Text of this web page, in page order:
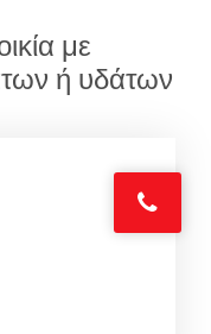
με
ή υδάτων